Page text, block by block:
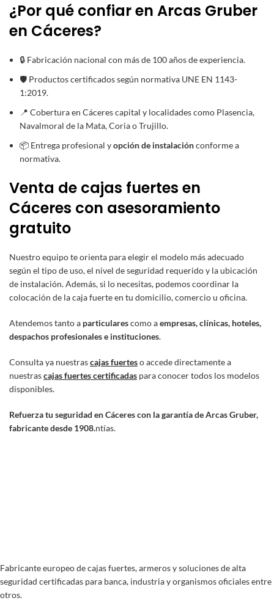
¿Por qué confiar en Arcas Gruber
en Cáceres?
🔒 Fabricación nacional con más de 100 años de experiencia.
🛡️ Productos certificados según normativa UNE EN 1143-
1:2019.
📍 Cobertura en Cáceres capital y localidades como Plasencia,
Navalmoral de la Mata, Coria o Trujillo.
📦 Entrega profesional yopción de instalaciónconforme a
normativa.
Venta de cajas fuertes en
Cáceres con asesoramiento
gratuito
Nuestro equipo te orienta para elegir el modelo más adecuado
según el tipo de uso, el nivel de seguridad requerido y la ubicación
de instalación. Además, si lo necesitas, podemos coordinar la
colocación de la caja fuerte en tu domicilio, comercio u oficina.
Atendemos tanto a particularescomo aempresas, clínicas, hoteles,
despachos profesionales e instituciones.
Consulta ya nuestrascajas fuerteso accede directamente a
nuestrascajas fuertes certificadas para conocer todos los modelos
disponibles.
Refuerza tu seguridad en Cáceres con la garantía de Arcas Gruber,
fabricante desde 1908.ntías.
Fabricante europeo de cajas fuertes, armeros y soluciones de alta
seguridad certificadas para banca, industria y organismos oficiales entre
otros.